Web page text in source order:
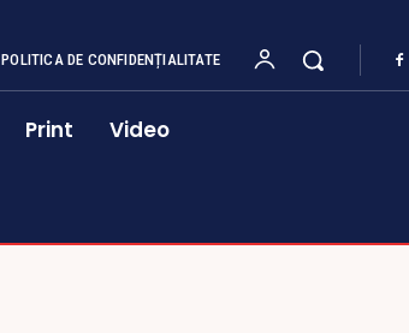
POLITICA DE CONFIDENȚIALITATE
Print Video